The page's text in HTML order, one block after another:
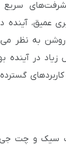
عمیق،
به نظر
زیاد در آینده
سیک و چت